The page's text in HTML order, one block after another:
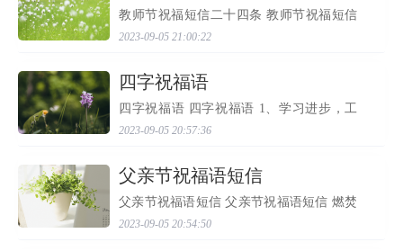
教师节祝福短信二十四条 教师节祝福短信
二十四条 教师节祝福短信二十四条 1、两
鬓挂霜五指染白终日辛苦不辞，双腿僵直
们 了解，我们理解...
2023-09-05 21:00:22
​四字祝福语
四字祝福语 四字祝福语 1、学习进步，工
作顺利 2、奉觞上寿 3、日年偕老 4、良禽
择木 5、相亲相爱 6、身体健康，幸福快乐
群伦 9、花好月圆...
2023-09-05 20:57:36
​父亲节祝福语短信
父亲节祝福语短信 父亲节祝福语短信 燃焚
的岁月，已将父亲的青春焚尽，但那脆强
的信念，仍正在父亲额头闪光，父亲正在
2023-09-05 20:54:50